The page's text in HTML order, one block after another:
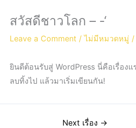
สวัสดีชาวโลก – -‘
Leave a Comment /ไม่มีหมวดหมู่ /
ยินดีต้อนรับสู่ WordPress นี่คือเรื่อง
ลบทิ้งไป แล้วมาเริ่มเขียนกัน!
Next เรื่อง →